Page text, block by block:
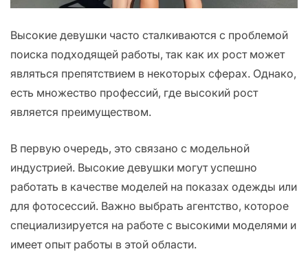
Высокие девушки часто сталкиваются с проблемой
поиска подходящей работы, так как их рост может
являться препятствием в некоторых сферах. Однако,
есть множество профессий, где высокий рост
является преимуществом.
В первую очередь, это связано с модельной
индустрией. Высокие девушки могут успешно
работать в качестве моделей на показах одежды или
для фотосессий. Важно выбрать агентство, которое
специализируется на работе с высокими моделями и
имеет опыт работы в этой области.